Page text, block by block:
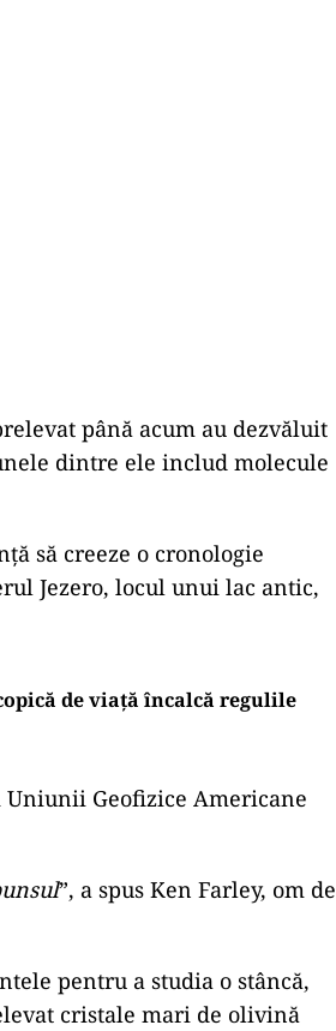
până acum au dezvăluit
dintre ele includ molecule
să creeze o cronologie
Jezero, locul unui lac antic,
de viață încalcă regulile
Geofizice Americane
”, a spus Ken Farley, om de
pentru a studia o stâncă,
cristale mari de olivină